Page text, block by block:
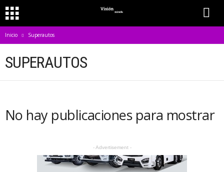
Inicio Superautos
SUPERAUTOS
No hay publicaciones para mostrar
- Advertisement -